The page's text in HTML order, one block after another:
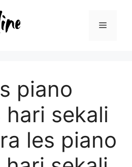
Menu
piano
sekali
les piano